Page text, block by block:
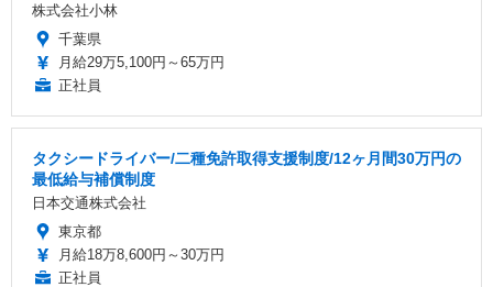
株式会社小林
千葉県
月給29万5,100円～65万円
正社員
タクシードライバー/二種免許取得支援制度/12ヶ月間30万円の
最低給与補償制度
日本交通株式会社
東京都
月給18万8,600円～30万円
正社員